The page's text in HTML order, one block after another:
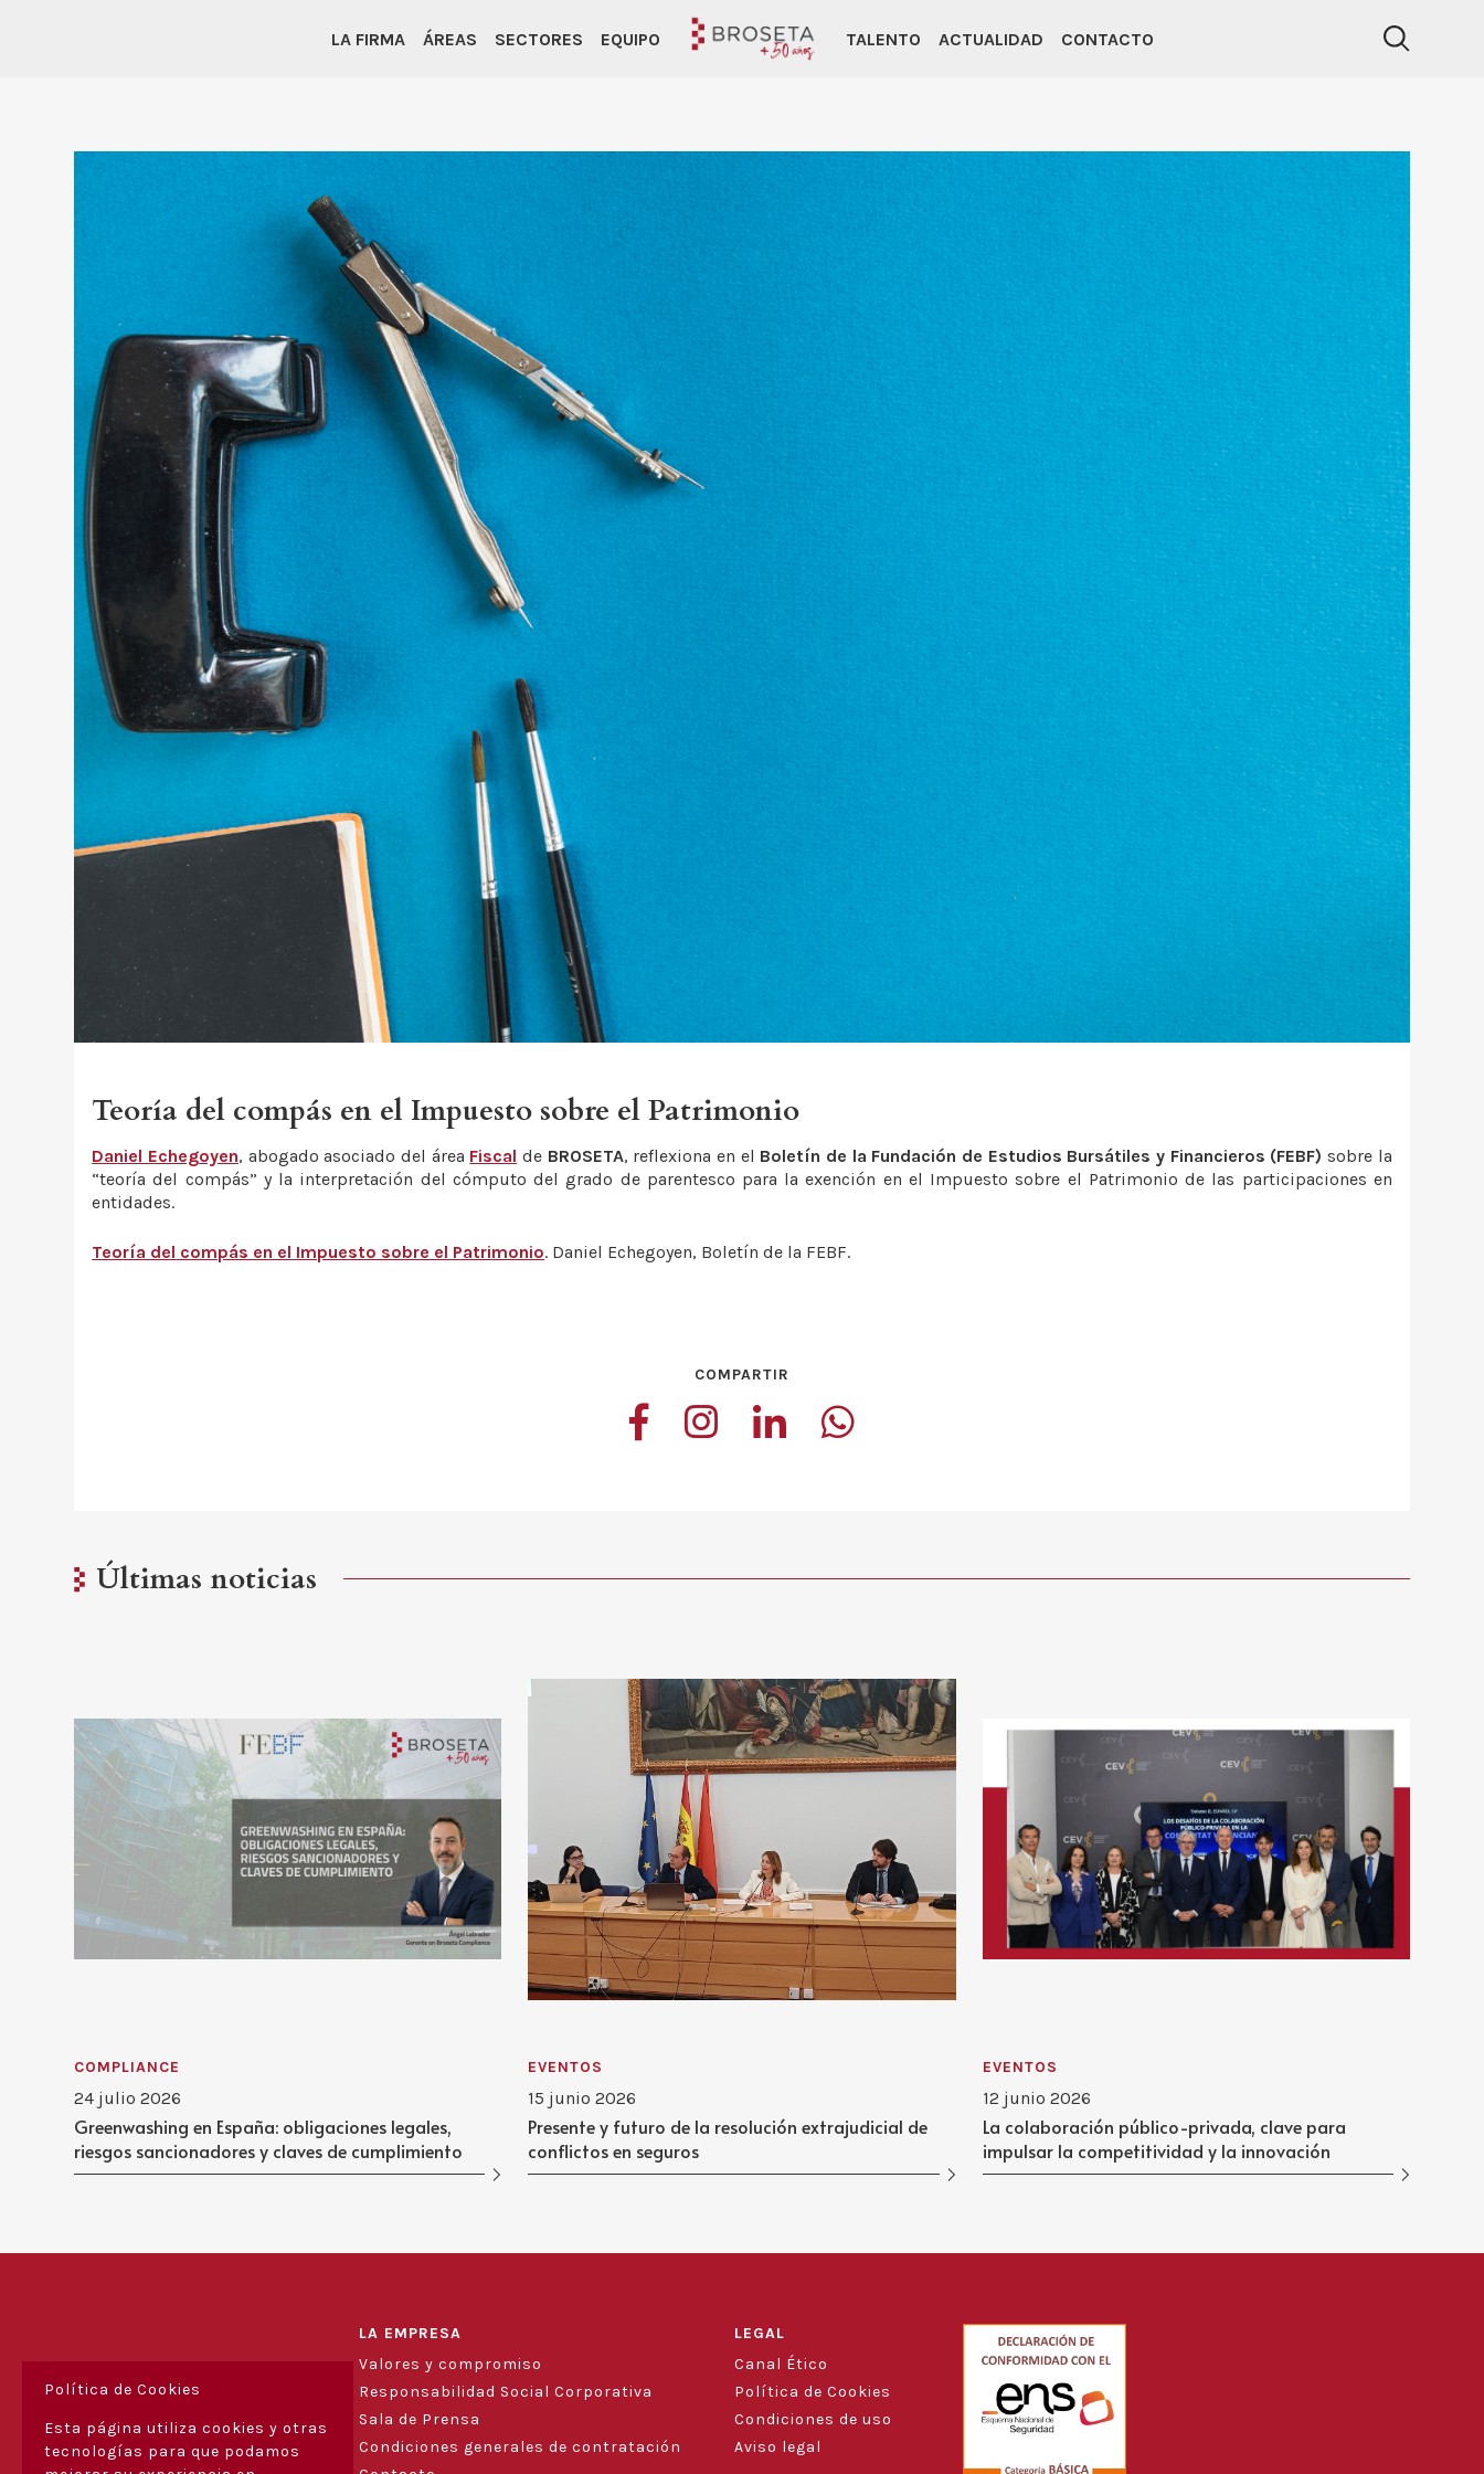
LA FIRMA ÁREAS SECTORES EQUIPO TALENTO ACTUALIDAD CONTACTO
Teoría del compás en el Impuesto sobre el Patrimonio
Daniel Echegoyen, abogado asociado del área Fiscal de BROSETA, reflexiona en el Boletín de la Fundación de Estudios Bursátiles y Financieros (FEBF) sobre la
“teoría del compás” y la interpretación del cómputo del grado de parentesco para la exención en el Impuesto sobre el Patrimonio de las participaciones en
entidades.
Teoría del compás en el Impuesto sobre el Patrimonio. Daniel Echegoyen, Boletín de la FEBF.
COMPARTIR
Últimas noticias
COMPLIANCE
24 julio 2026
Greenwashing en España: obligaciones legales,
riesgos sancionadores y claves de cumplimiento
EVENTOS
15 junio 2026
Presente y futuro de la resolución extrajudicial de
conflictos en seguros
EVENTOS
12 junio 2026
La colaboración público-privada, clave para
impulsar la competitividad y la innovación
LA EMPRESA
Valores y compromiso
Responsabilidad Social Corporativa
Sala de Prensa
Condiciones generales de contratación
LEGAL
Canal Ético
Política de Cookies
Condiciones de uso
Aviso legal
Política de Cookies
Esta página utiliza cookies y otras
tecnologías para que podamos